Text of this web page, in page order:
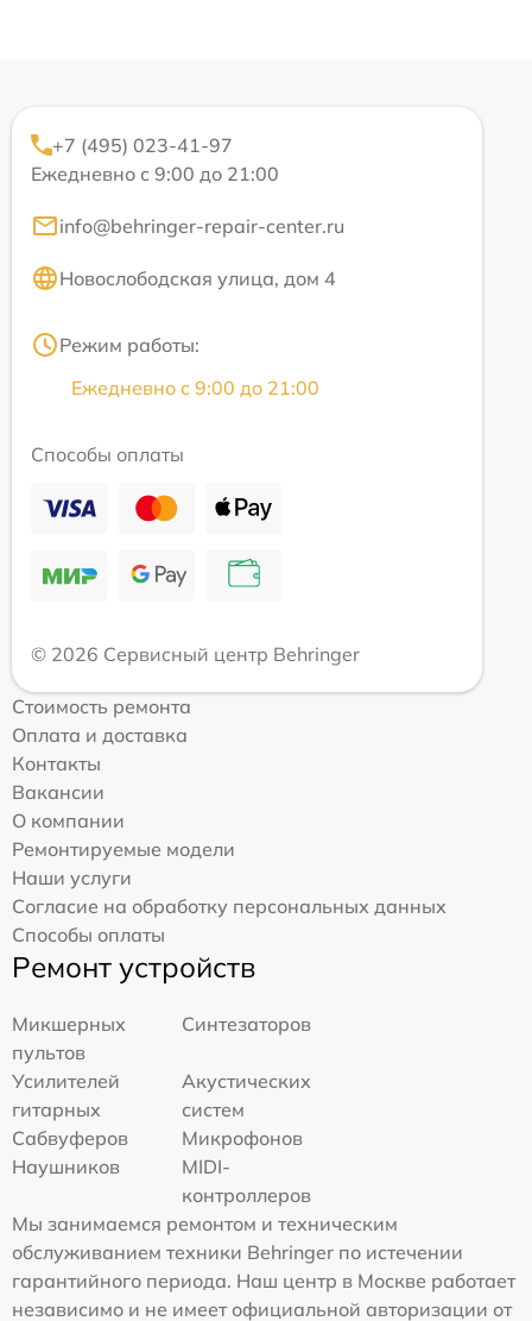
+7 (495) 023-41-97
Ежедневно с 9:00 до 21:00
info@behringer-repair-center.ru
Новослободская улица, дом 4
Режим работы:
Ежедневно с 9:00 до 21:00
Способы оплаты
© 2026 Сервисный центр Behringer
Стоимость ремонта
Оплата и доставка
Контакты
Вакансии
О компании
Ремонтируемые модели
Наши услуги
Согласие на обработку персональных данных
Способы оплаты
Ремонт устройств
Микшерных
пультов
Синтезаторов
Усилителей
гитарных
Акустических
систем
Сабвуферов
Микрофонов
Наушников
MIDI-
контроллеров
Мы занимаемся ремонтом и техническим
обслуживанием техники Behringer по истечении
гарантийного периода. Наш центр в Москве работает
независимо и не имеет официальной авторизации от